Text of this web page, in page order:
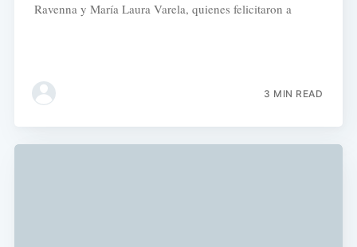
Ravenna y María Laura Varela, quienes felicitaron a
3 MIN READ